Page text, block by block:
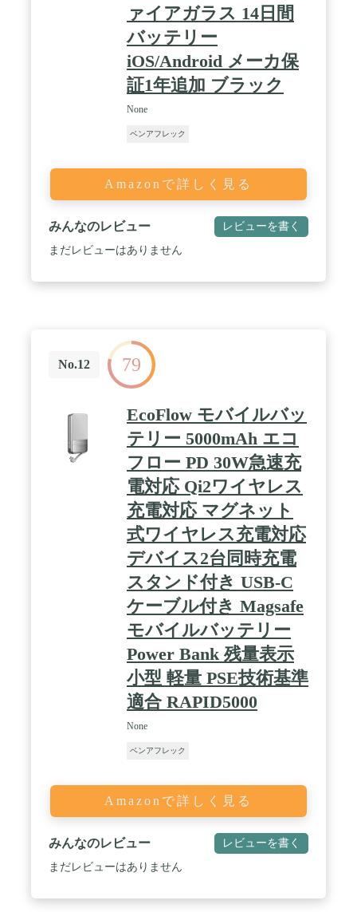
ァイアガラス 14日間
バッテリー
iOS/Android メーカ保
証1年追加 ブラック
None
ベンアフレック
Amazonで詳しく見る
みんなのレビュー レビューを書く
まだレビューはありません
No.12 79
EcoFlow モバイルバッ
テリー 5000mAh エコ
フロー PD 30W急速充
電対応 Qi2ワイヤレス
充電対応 マグネット
式ワイヤレス充電対応
デバイス2台同時充電
スタンド付き USB-C
ケーブル付き Magsafe
モバイルバッテリー
Power Bank 残量表示
小型 軽量 PSE技術基準
適合 RAPID5000
None
ベンアフレック
Amazonで詳しく見る
みんなのレビュー レビューを書く
まだレビューはありません